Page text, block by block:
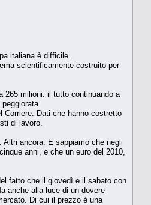
italiana è difficile.
scientificamente costruito per
265 milioni: il tutto continuando a
Corriere. Dati che hanno costretto
di lavoro.
ancora. E sappiamo che negli
anni, e che un euro del 2010,
fatto che il giovedì e il sabato con
anche alla luce di un dovere
Di cui il prezzo è una